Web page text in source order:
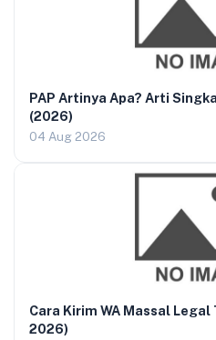
PAP Artinya Apa? Arti
(2026)
04 Aug 2026
Cara Kirim WA Massal
2026)